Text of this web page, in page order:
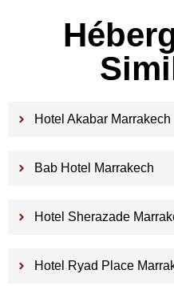
Hotel Akabar Marrakech
Bab Hotel Marrakech
Hotel Sherazade
Hotel Ryad Place